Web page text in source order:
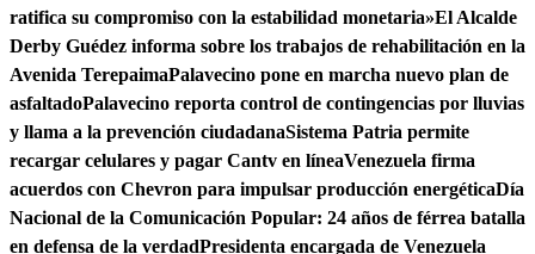
ratifica su compromiso con la estabilidad monetaria»El Alcalde
Derby Guédez informa sobre los trabajos de rehabilitación en la
Avenida TerepaimaPalavecino pone en marcha nuevo plan de
asfaltadoPalavecino reporta control de contingencias por lluvias
y llama a la prevención ciudadanaSistema Patria permite
recargar celulares y pagar Cantv en líneaVenezuela firma
acuerdos con Chevron para impulsar producción energéticaDía
Nacional de la Comunicación Popular: 24 años de férrea batalla
en defensa de la verdadPresidenta encargada de Venezuela